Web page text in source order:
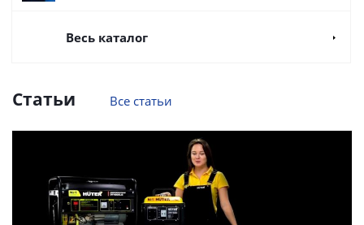
Весь каталог
Статьи Все статьи